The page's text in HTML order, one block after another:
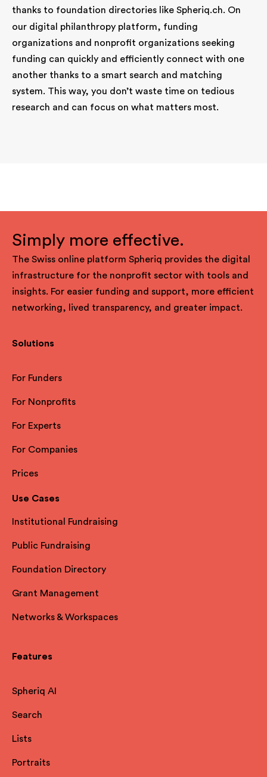
thanks to foundation directories like Spheriq.ch. On
our digital philanthropy platform, funding
organizations and nonprofit organizations seeking
funding can quickly and efficiently connect with one
another thanks to a smart search and matching
system. This way, you don’t waste time on tedious
research and can focus on what matters most.
Simply more effective.
The Swiss online platform Spheriq provides the digital
infrastructure for the nonprofit sector with tools and
insights. For easier funding and support, more efficient
networking, lived transparency, and greater impact.
Solutions
For Funders
For Nonprofits
For Experts
For Companies
Prices
Use Cases
Institutional Fundraising
Public Fundraising
Foundation Directory
Grant Management
Networks & Workspaces
Features
Spheriq AI
Search
Lists
Portraits